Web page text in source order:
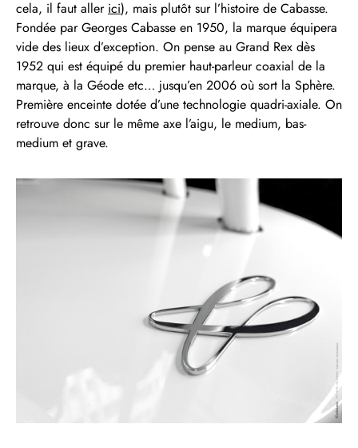
cela, il faut aller ici), mais plutôt sur l’histoire de Cabasse.
Fondée par Georges Cabasse en 1950, la marque équipera
vide des lieux d’exception. On pense au Grand Rex dès
1952 qui est équipé du premier haut-parleur coaxial de la
marque, à la Géode etc… jusqu’en 2006 où sort la Sphère.
Première enceinte dotée d’une technologie quadri-axiale. On
retrouve donc sur le même axe l’aigu, le medium, bas-
medium et grave.